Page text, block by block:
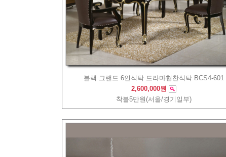
블랙 그랜드 6인식탁 드라마협찬식탁 BCS4-601
2,600,000원
착불5만원(서울/경기일부)